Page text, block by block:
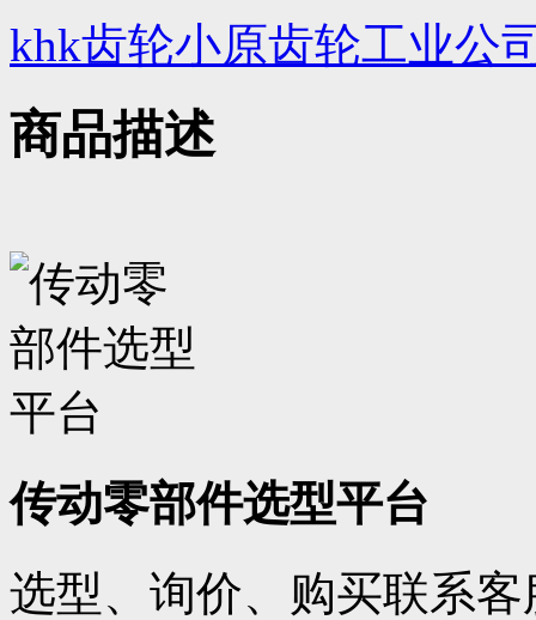
khk齿轮小原齿轮工业公
商品描述
传动零部件选型平台
选型、询价、购买联系